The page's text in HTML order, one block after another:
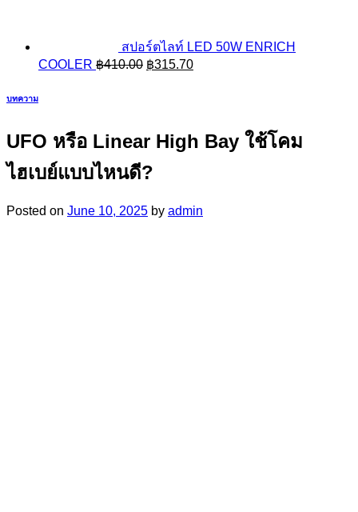
สปอร์ตไลท์ LED 50W ENRICH
COOLER ฿410.00 Original
฿315.70Current
บทความ
UFO หรือ Linear High Bay ใช้โคม
ไฮเบย์แบบไหนดี?
Posted on June 10, 2025 by admin